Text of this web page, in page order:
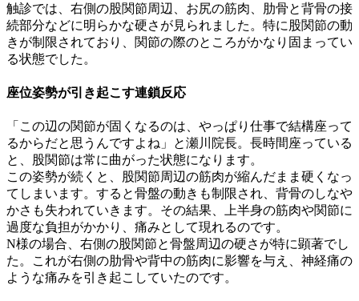
触診では、右側の股関節周辺、お尻の筋肉、肋骨と背骨の接
続部分などに明らかな硬さが見られました。特に股関節の動
きが制限されており、関節の際のところがかなり固まってい
る状態でした。
座位姿勢が引き起こす連鎖反応
「この辺の関節が固くなるのは、やっぱり仕事で結構座って
るからだと思うんですよね」と瀬川院長。長時間座っている
と、股関節は常に曲がった状態になります。
この姿勢が続くと、股関節周辺の筋肉が縮んだまま硬くなっ
てしまいます。すると骨盤の動きも制限され、背骨のしなや
かさも失われていきます。その結果、上半身の筋肉や関節に
過度な負担がかかり、痛みとして現れるのです。
N様の場合、右側の股関節と骨盤周辺の硬さが特に顕著でし
た。これが右側の肋骨や背中の筋肉に影響を与え、神経痛の
ような痛みを引き起こしていたのです。